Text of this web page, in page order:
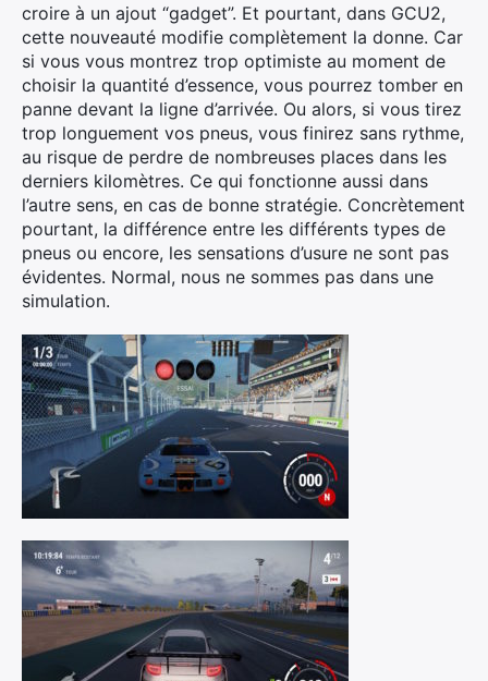
croire à un ajout “gadget”. Et pourtant, dans GCU2,
cette nouveauté modifie complètement la donne. Car
si vous vous montrez trop optimiste au moment de
choisir la quantité d’essence, vous pourrez tomber en
panne devant la ligne d’arrivée. Ou alors, si vous tirez
trop longuement vos pneus, vous finirez sans rythme,
au risque de perdre de nombreuses places dans les
derniers kilomètres. Ce qui fonctionne aussi dans
l’autre sens, en cas de bonne stratégie. Concrètement
pourtant, la différence entre les différents types de
pneus ou encore, les sensations d’usure ne sont pas
évidentes. Normal, nous ne sommes pas dans une
simulation.